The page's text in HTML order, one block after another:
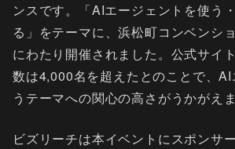
ンスです。「AIエージェントを使う
る」をテーマに、浜松町コンベンシ
にわたり開催されました。公式サイ
数は4,000名を超えたとのことで、
うテーマへの関心の高さがうかがえま
ビズリーチは本イベントにスポンサ